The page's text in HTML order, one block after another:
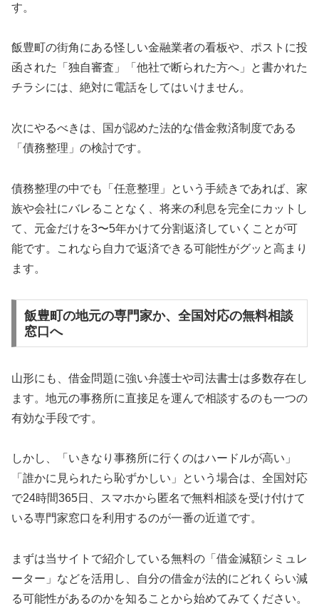
す。
飯豊町の街角にある怪しい金融業者の看板や、ポストに投
函された「独自審査」「他社で断られた方へ」と書かれた
チラシには、絶対に電話をしてはいけません。
次にやるべきは、国が認めた法的な借金救済制度である
「債務整理」の検討です。
債務整理の中でも「任意整理」という手続きであれば、家
族や会社にバレることなく、将来の利息を完全にカットし
て、元金だけを3〜5年かけて分割返済していくことが可
能です。これなら自力で返済できる可能性がグッと高まり
ます。
飯豊町の地元の専門家か、全国対応の無料相談
窓口へ
山形にも、借金問題に強い弁護士や司法書士は多数存在し
ます。地元の事務所に直接足を運んで相談するのも一つの
有効な手段です。
しかし、「いきなり事務所に行くのはハードルが高い」
「誰かに見られたら恥ずかしい」という場合は、全国対応
で24時間365日、スマホから匿名で無料相談を受け付けて
いる専門家窓口を利用するのが一番の近道です。
まずは当サイトで紹介している無料の「借金減額シミュレ
ーター」などを活用し、自分の借金が法的にどれくらい減
る可能性があるのかを知ることから始めてみてください。